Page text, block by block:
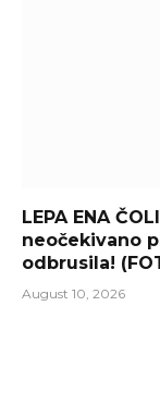
LEPA ENA
neočekivano
odbrusila!
August 10, 2026